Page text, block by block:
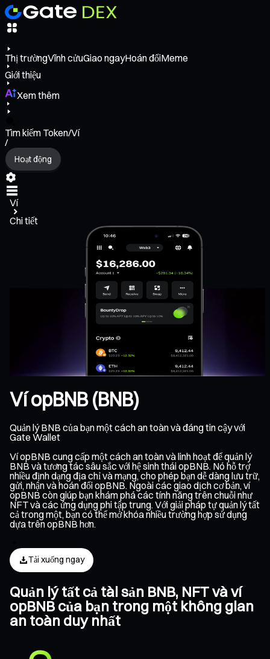
Thị trườngVĩnh cửuGiao ngayHoán đổiMeme
Giới thiệu
Xem thêm
Tìm kiếm Token/Ví
/
Hoạt động
Ví
Chi tiết
Ví opBNB (BNB)
Quản lý BNB của bạn một cách an toàn và đáng tin cậy với
Gate Wallet
Ví opBNB cung cấp một cách an toàn và linh hoạt để quản lý
BNB và tương tác sâu sắc với hệ sinh thái opBNB. Nó hỗ trợ
nhiều định dạng địa chỉ và mạng, cho phép bạn dễ dàng lưu trữ,
gửi, nhận và hoán đổi opBNB. Ngoài các giao dịch cơ bản, ví
opBNB còn giúp bạn khám phá các tính năng trên chuỗi như
NFT và các ứng dụng phi tập trung. Với giải pháp tự quản lý tất
cả trong một, bạn có thể mở khóa nhiều trường hợp sử dụng
dựa trên opBNB hơn.
Tải xuống ngay
Quản lý tất cả tài sản BNB, NFT và ví
opBNB của bạn trong một không gian
an toàn duy nhất